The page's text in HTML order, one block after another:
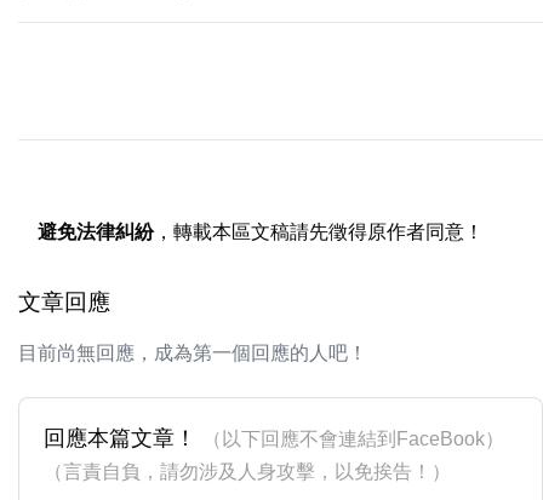
避免法律糾紛，轉載本區文稿請先徵得原作者同意！
文章回應
目前尚無回應，成為第一個回應的人吧！
回應本篇文章！
（以下回應不會連結到FaceBook）
（言責自負，請勿涉及人身攻擊，以免挨告！）